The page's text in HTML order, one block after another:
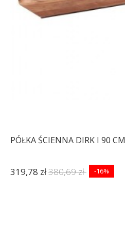
PÓŁKA ŚCIENNA DIRK I 90 CM
319,78 zł380,69 zł -16%